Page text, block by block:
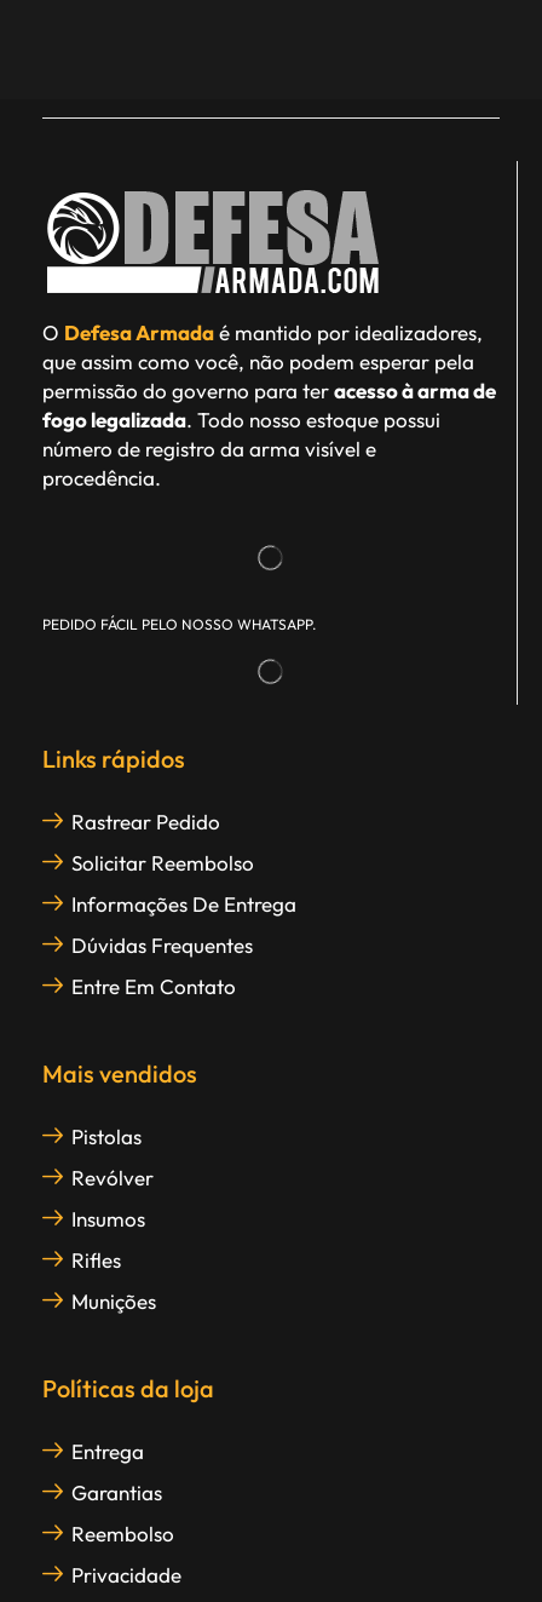
O Defesa Armadaé mantido por idealizadores,
que assim como você, não podem esperar pela
permissão do governo para teracesso à arma de
fogo legalizada. Todo nosso estoque possui
número de registro da arma visível e
procedência.
PEDIDO FÁCIL PELO NOSSO WHATSAPP.
Links rápidos
Rastrear Pedido
Solicitar Reembolso
Informações De Entrega
Dúvidas Frequentes
Entre Em Contato
Mais vendidos
Pistolas
Revólver
Insumos
Rifles
Munições
Políticas da loja
Entrega
Garantias
Reembolso
Privacidade